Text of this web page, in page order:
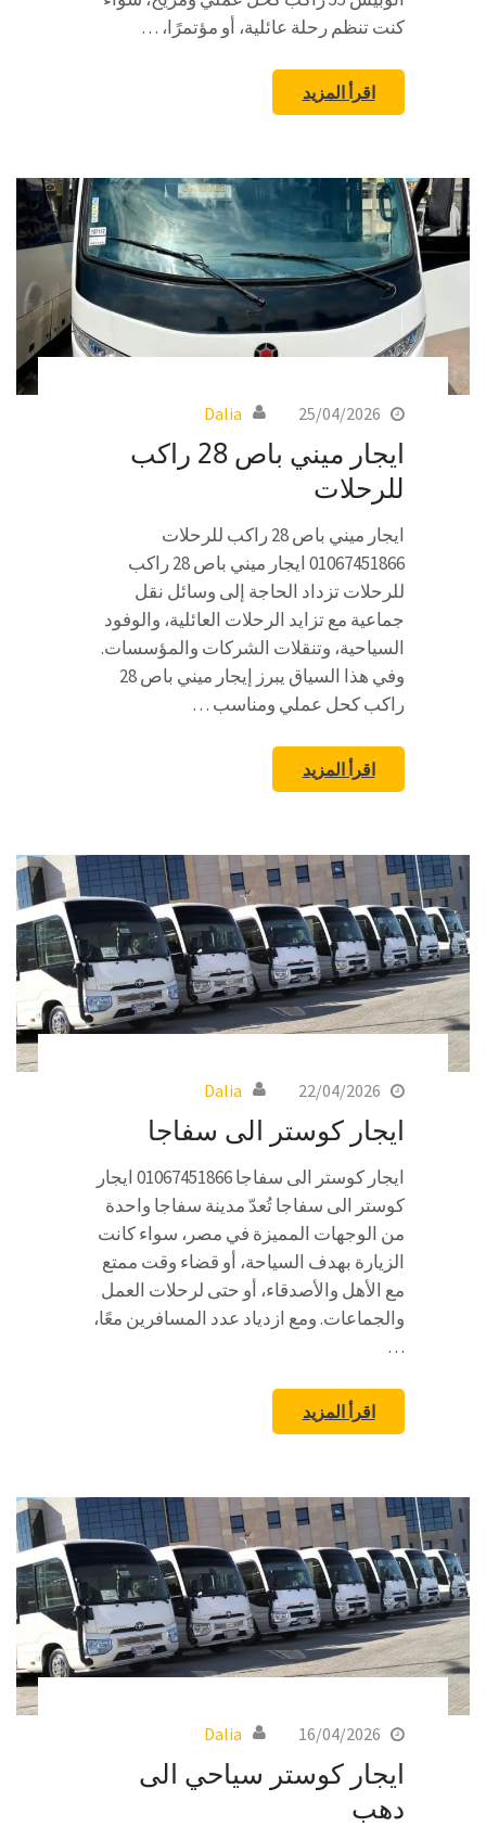
كنت تنظم رحلة عائلية، أو مؤتمرًا، …
اقرأ المزيد
25/04/2026
Dalia
ايجار ميني باص 28 راكب
للرحلات
ايجار ميني باص 28 راكب للرحلات
01067451866 ايجار ميني باص 28 راكب
للرحلات تزداد الحاجة إلى وسائل نقل
جماعية مع تزايد الرحلات العائلية، والوفود
السياحية، وتنقلات الشركات والمؤسسات.
وفي هذا السياق يبرز إيجار ميني باص 28
راكب كحل عملي ومناسب …
اقرأ المزيد
22/04/2026
Dalia
ايجار كوستر الى سفاجا
ايجار كوستر الى سفاجا 01067451866 ايجار
كوستر الى سفاجا تُعدّ مدينة سفاجا واحدة
من الوجهات المميزة في مصر، سواء كانت
الزيارة بهدف السياحة، أو قضاء وقت ممتع
مع الأهل والأصدقاء، أو حتى لرحلات العمل
والجماعات. ومع ازدياد عدد المسافرين معًا،
…
اقرأ المزيد
16/04/2026
Dalia
ايجار كوستر سياحي الى
دهب